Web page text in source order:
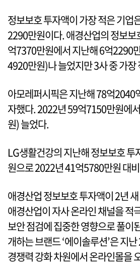
정보보호 투자액이 가장 적은 기업
2290만원이다. 애경산업의 정보
억7370만원에서 지난해 6억2290
4920만원)나 늘었지만 3사 중 가장
아모레퍼시픽은 지난해 78억2040
자했다. 2022년 59억7150만원에
원) 늘었다.
LG생활건강의 지난해 정보보호
원으로 2022년 41억5780만원 대
애경산업 정보보호 투자액이 2년
애경산업이 자사 온라인 채널을 적
보안 점검에 집중한 영향으로 풀이
개하는 브랜드 ‘에이솔루션’은 지
경쟁력 강화 차원에서 온라인몰을